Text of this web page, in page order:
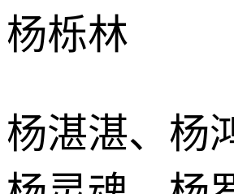
杨栎林
杨湛湛、杨